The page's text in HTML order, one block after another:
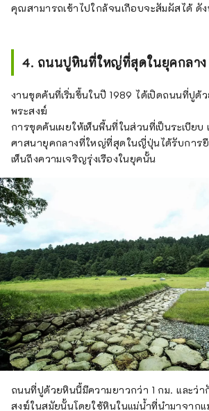
คุณสามารถเข้าไปใกล้จนเกือบจะสัมผัสได้ ดั
4. ถนนปูหินที่ใหญ่ที่สุดในยุคกลาง
งานขุดค้นที่เริ่มขึ้นในปี 1989 ได้เปิดถนนที่ปูด้
พระสงฆ์
การขุดค้นเผยให้เห็นพื้นที่ในส่วนที่เป็นระเบียบ
ศาสนายุคกลางที่ใหญ่ที่สุดในญี่ปุ่นได้รับการ
เห็นถึงความเจริญรุ่งเรืองในยุคนั้น
ถนนที่ปูด้วยหินนี้มีความยาวกว่า 1 กม. และว่า
สงฆ์ในสมัยนั้นโดยใช้หินในแม่น้ำที่นำมาจาก